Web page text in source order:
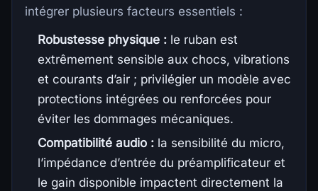
intégrer plusieurs facteurs essentiels :
Robustesse physique : le ruban est
extrêmement sensible aux chocs, vibrations
et courants d’air ; privilégier un modèle avec
protections intégrées ou renforcées pour
éviter les dommages mécaniques.
Compatibilité audio : la sensibilité du micro,
l’impédance d’entrée du préamplificateur et
le gain disponible impactent directement la